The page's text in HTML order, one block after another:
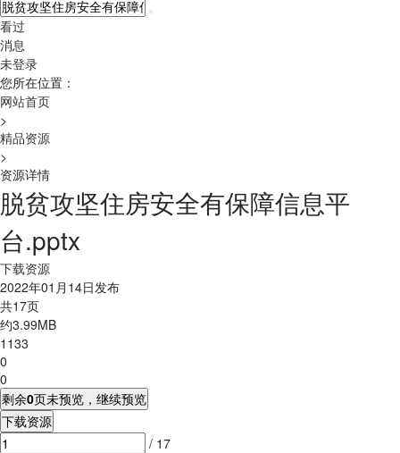
看过
消息
未登录
您所在位置：
网站首页
>
精品资源
>
资源详情
脱贫攻坚住房安全有保障信息平
台.pptx
下载资源
2022年01月14日发布
共17页
约3.99MB
1133
0
0
剩余0页未预览，继续预览
下载资源
/ 17